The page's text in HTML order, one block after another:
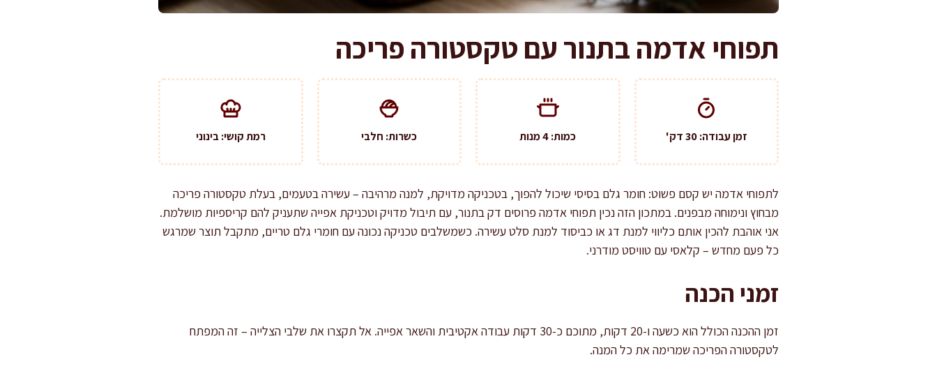
תפוחי אדמה בתנור עם טקסטורה פריכה
זמן עבודה: 30 דק' כמות: 4 מנות כשרות: חלבי רמת קושי: בינוני
לתפוחי אדמה יש קסם פשוט: חומר גלם בסיסי שיכול להפוך, בטכניקה מדויקת, למנה מרהיבה – עשירה בטעמים, בעלת טקסטורה פריכה
מבחוץ ונימוחה מבפנים. במתכון הזה נכין תפוחי אדמה פרוסים דק בתנור, עם תיבול מדויק וטכניקת אפייה שתעניק להם קריספיות מושלמת.
אני אוהבת להכין אותם כליווי למנת דג או כביסוד למנת סלט עשירה. כשמשלבים טכניקה נכונה עם חומרי גלם טריים, מתקבל תוצר שמרגש
כל פעם מחדש – קלאסי עם טוויסט מודרני.
זמני הכנה
זמן ההכנה הכולל הוא כשעה ו-20 דקות, מתוכם כ-30 דקות עבודה אקטיבית והשאר אפייה. אל תקצרו את שלבי הצלייה – זה המפתח
לטקסטורה הפריכה שמרימה את כל המנה.